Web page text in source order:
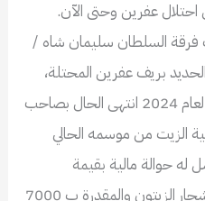
عفرين وحتى الآن.
فرقة السلطان سليمان شاه /
بريف عفرين المحتلة،
بعد انتهاء موسم الزيتون الحالي لعام 2024 انتهى الحال بصاحب
الزيت من موسمه الحالي
له حوالة مالية بقيمة
1500يورو حتى يدفعوا ضريبة اشجار الزيتون والمقدرة ب 7000